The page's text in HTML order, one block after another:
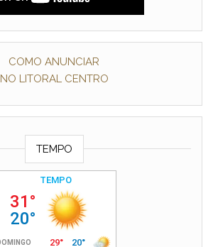
COMO ANUNCIAR
NO LITORAL CENTRO
TEMPO